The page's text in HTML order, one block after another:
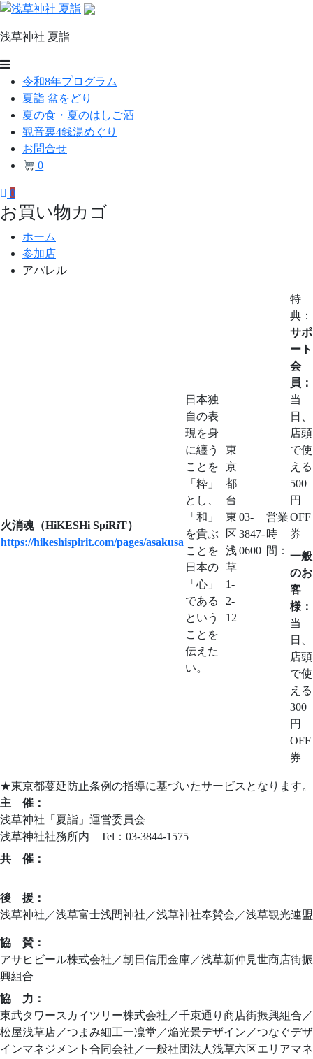
コ
テ
ン
浅草神社 夏詣
浅
草
神
社
夏
詣
令和8年プログラム
夏詣 盆をどり
夏の食・夏のはしご酒
観音裏4銭湯めぐり
お問合せ
0
0
お買い物カゴ
ホーム
参加店
アパレル
火消魂（HiKESHi SpiRiT）
https://hikeshispirit.com/pages/asakusa
日本独
自の表
現を身
に纏う
ことを
「粋」
とし、
「和」
を貴ぶ
ことを
日本の
「心」
である
という
ことを
伝えた
い。
東
京
都
台
東
区
浅
草
1-
2-
12
03-
3847-
0600
営業
時
間：
特
典：
サポ
ート
会
員：
当
日、
店頭
で使
える
500
円
OFF
券
一般
のお
客
様：
当
日、
店頭
で使
える
300
円
OFF
券
★東京都蔓延防止条例の指導に基づいたサービスとなります。
主 催：
浅草神社「夏詣」運営委員会
浅草神社社務所内 Tel：03-3844-1575
共 催：
後 援：
浅草神社／浅草富士浅間神社／浅草神社奉賛会／浅草観光連盟
協 賛：
アサヒビール株式会社／朝日信用金庫／浅草新仲見世商店街振
興組合
協 力：
東武タワースカイツリー株式会社／千束通り商店街振興組合／
松屋浅草店／つまみ細工一凜堂／焔光景デザイン／つなぐデザ
インマネジメント合同会社／一般社団法人浅草六区エリアマネ